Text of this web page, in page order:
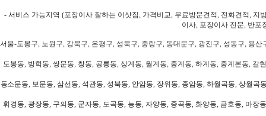
- 서비스 가능지역 (포장이사 잘하는 이삿짐, 가격비교, 무료방문견적, 전화견적,
이사, 포장이사 전문, 반포
서울-도봉구, 노원구, 강북구, 은평구, 성북구, 중랑구, 동대문구, 광진구, 성동구, 용
도봉동, 방학동, 쌍문동, 창동, 공릉동, 상계동, 월계동, 중계동, 하계동, 중계본동,
동소문동, 보문동, 삼선동, 석관동, 성북동, 안암동, 장위동, 종암동, 하월곡동, 상월
휘경동, 광장동, 구의동, 군자동, 도곡동, 능동, 자양동, 중곡동, 화양동, 금호동, 마